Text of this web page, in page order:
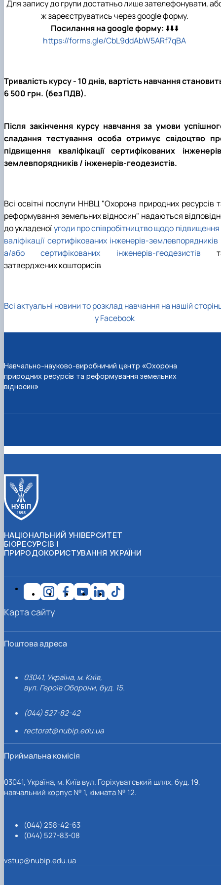
Для запису до групи достатньо лише зателефонувати,
ж зареєструватись через google форму.
Посилання на google форму: ⬇️⬇️⬇️
https://forms.gle/CbL9ddAbW5ARf7qBA
Тривалість курсу - 10 днів, вартість навчання
6 500 грн. (без ПДВ).
Після закінчення курсу навчання за умови
сладання тестування особа отримує свідоцтво
підвищення кваліфікації сертифікованих
землевпорядників / інженерів-геодезистів.
Всі освітні послуги ННВЦ "Охорона природних ресурсів
реформування земельних відносин" надаються
до укладеноїугоди про співробітництво щодо підвищення
валіфікації сертифікованих інженерів-землевпорядників
а/або сертифікованих інженерів-геодезистів
затверджених кошторисів
Всі актуальні новини то розклад навчання на нашій
у Facebook
Навчально-науково-виробничий центр «Охорона
природних ресурсів та реформування земельних
відносин»
НАЦІОНАЛЬНИЙ УНІВЕРСИТЕТ
БІОРЕСУРСІВ І
ПРИРОДОКОРИСТУВАННЯ УКРАЇНИ
Поштова адреса
03041, Україна, м. Київ,
вул. Героїв Оборони, буд. 15.
(044) 527-82-42
rectorat@nubip.edu.ua
Приймальна комісія
03041, Україна, м. Київ вул. Горіхуватський шлях, буд. 19,
навчальний корпус № 1, кімната № 12.
(044) 258-42-63
(044) 527-83-08
vstup@nubip.edu.ua
Карта сайту